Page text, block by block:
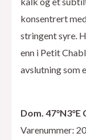
konsentrert
stringent syre.
enn i Petit
avslutning som
Dom. 47°N3°E
Varenummer: